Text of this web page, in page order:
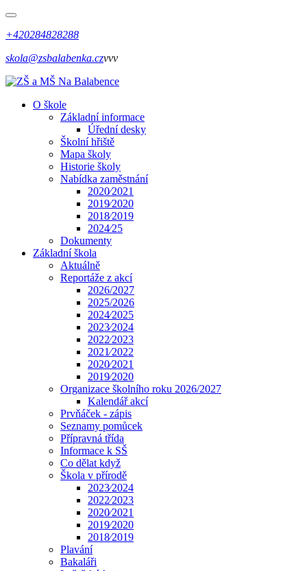
+420284828288
skola@zsbalabenka.czvvv
O škole
Základní informace
Úřední desky
Školní hřiště
Mapa školy
Historie školy
Nabídka zaměstnání
2020⁄2021
2019⁄2020
2018⁄2019
2024⁄25
Dokumenty
Základní škola
Aktuálně
Reportáže z akcí
2026/2027
2025/2026
2024⁄2025
2023⁄2024
2022⁄2023
2021⁄2022
2020⁄2021
2019⁄2020
Organizace školního roku 2026/2027
Kalendář akcí
Prvňáček - zápis
Seznamy pomůcek
Přípravná třída
Informace k SŠ
Co dělat když
Škola v přírodě
2023⁄2024
2022⁄2023
2020⁄2021
2019⁄2020
2018⁄2019
Plavání
Bakaláři